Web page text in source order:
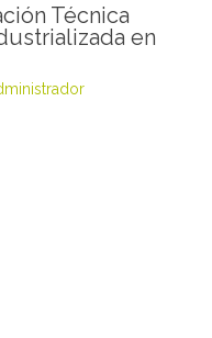
Técnica
en